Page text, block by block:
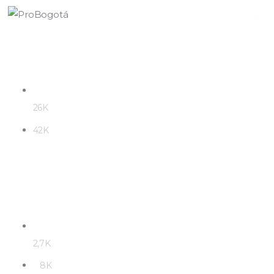
26K
42K
2,7K
8K
Quiénes somos
Qué hacemos